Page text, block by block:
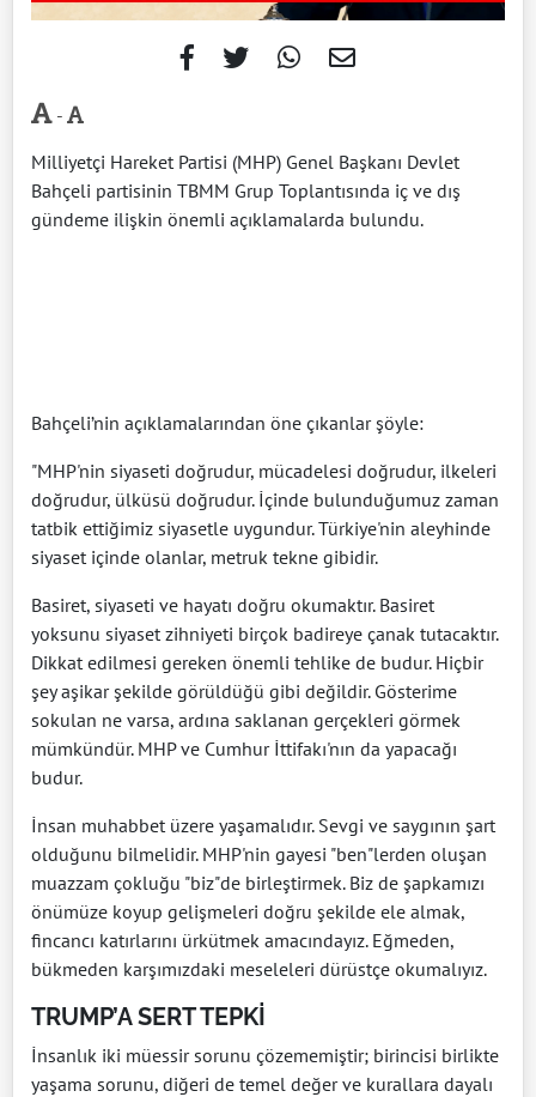
-
Milliyetçi Hareket Partisi (MHP) Genel Başkanı Devlet
Bahçeli partisinin TBMM Grup Toplantısında iç ve dış
gündeme ilişkin önemli açıklamalarda bulundu.
Bahçeli’nin açıklamalarından öne çıkanlar şöyle:
"MHP'nin siyaseti doğrudur, mücadelesi doğrudur, ilkeleri
doğrudur, ülküsü doğrudur. İçinde bulunduğumuz zaman
tatbik ettiğimiz siyasetle uygundur. Türkiye'nin aleyhinde
siyaset içinde olanlar, metruk tekne gibidir.
Basiret, siyaseti ve hayatı doğru okumaktır. Basiret
yoksunu siyaset zihniyeti birçok badireye çanak tutacaktır.
Dikkat edilmesi gereken önemli tehlike de budur. Hiçbir
şey aşikar şekilde görüldüğü gibi değildir. Gösterime
sokulan ne varsa, ardına saklanan gerçekleri görmek
mümkündür. MHP ve Cumhur İttifakı'nın da yapacağı
budur.
İnsan muhabbet üzere yaşamalıdır. Sevgi ve saygının şart
olduğunu bilmelidir. MHP'nin gayesi "ben"lerden oluşan
muazzam çokluğu "biz"de birleştirmek. Biz de şapkamızı
önümüze koyup gelişmeleri doğru şekilde ele almak,
fincancı katırlarını ürkütmek amacındayız. Eğmeden,
bükmeden karşımızdaki meseleleri dürüstçe okumalıyız.
TRUMP’A SERT TEPKİ
İnsanlık iki müessir sorunu çözememiştir; birincisi birlikte
yaşama sorunu, diğeri de temel değer ve kurallara dayalı